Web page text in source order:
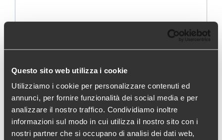
Questo sito web utilizza i cookie
Utilizziamo i cookie per personalizzare contenuti ed
annunci, per fornire funzionalità dei social media e per
analizzare il nostro traffico. Condividiamo inoltre
informazioni sul modo in cui utilizza il nostro sito con i
nostri partner che si occupano di analisi dei dati web,
Ho letto l' Informativa Privacy
e acconsento al
trattamento dei miei dati personali.